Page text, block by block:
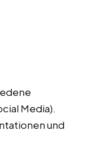
Media).
und